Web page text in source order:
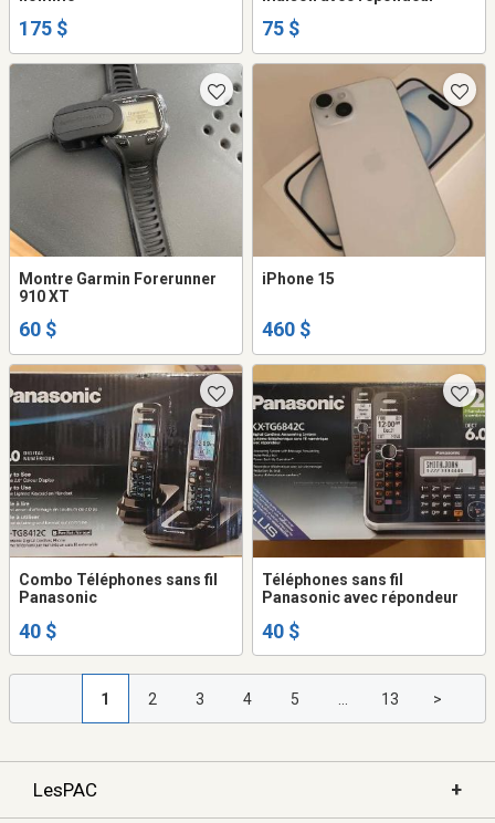
175 $ 75 $
Montre Garmin Forerunner
910 XT
60 $
iPhone 15
460 $
Combo Téléphones sans fil
Panasonic
40 $
Téléphones sans fil
Panasonic avec répondeur
40 $
1 2 3 4 5 13 >
LesPAC +